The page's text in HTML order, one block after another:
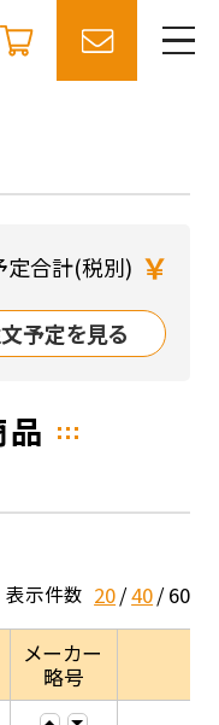
定合計(税別) ￥
予定を見る
品
表示件数 20 40 60
メーカー
略号